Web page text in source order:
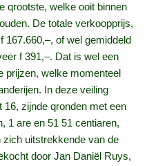
qrootste, welke ooit binnen
De totale verkoopprijs,
167.660,–, of wel gemiddeld
f 391,–. Dat is wel een
prijzen, welke momenteel
In deze veiling
zijnde qronden met een
1 are en 51 51 centiaren,
uitstrekkende van de
door Jan Daniël Ruys,